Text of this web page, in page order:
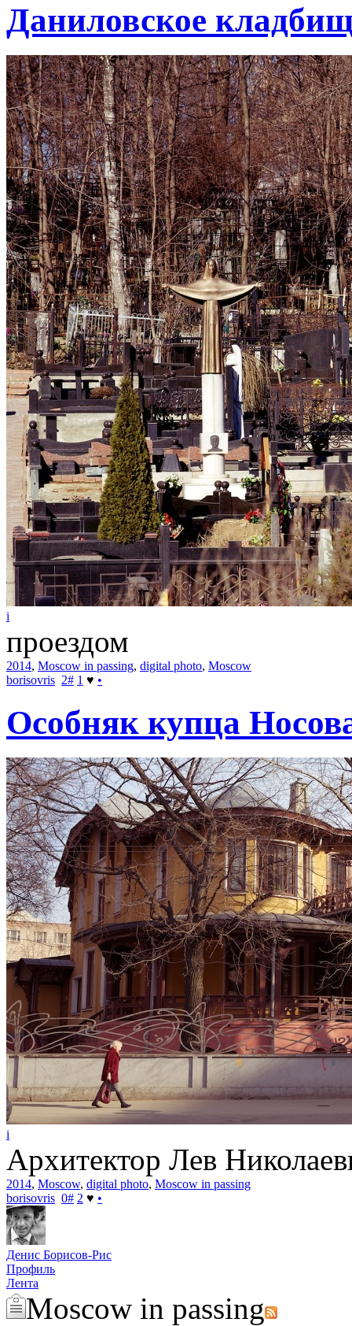
Даниловское
i
проездом
2014, Moscow in passing, digital photo, Moscow
borisovris 2# 1 ♥ •
Особняк купца
i
Архитектор Лев
2014, Moscow, digital photo, Moscow in passing
borisovris 0# 2 ♥ •
Денис Борисов-Рис
Профиль
Лента
Moscow in passing